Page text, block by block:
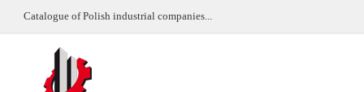
Catalogue of Polish industrial companies...